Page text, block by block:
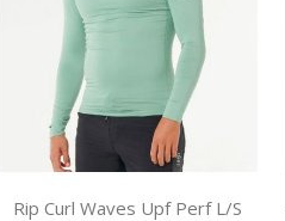
Rip Curl Waves Upf Perf L/S